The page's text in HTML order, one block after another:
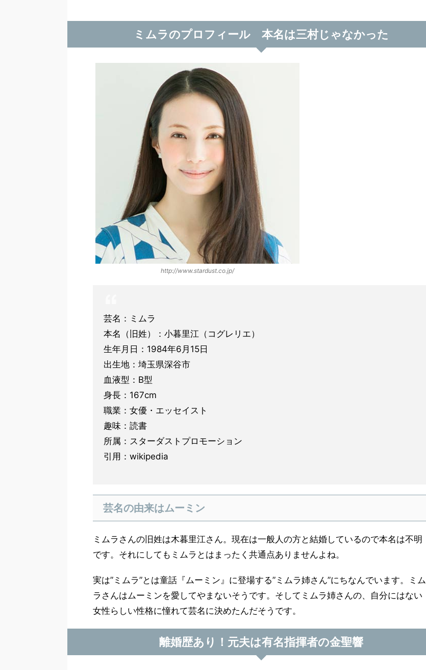
ミムラのプロフィール 本名は三村じゃなかった
http://www.stardust.co.jp/
芸名：ミムラ
本名（旧姓）：小暮里江（コグレリエ）
生年月日：1984年6月15日
出生地：埼玉県深谷市
血液型：B型
身長：167cm
職業：女優・エッセイスト
趣味：読書
所属：スターダストプロモーション
引用：wikipedia
芸名の由来はムーミン
ミムラさんの旧姓は木暮里江さん。現在は一般人の方と結婚しているので本名は不明
です。それにしてもミムラとはまったく共通点ありませんよね。
実は”ミムラ”とは童話『ムーミン』に登場する”ミムラ姉さん”にちなんでいます。ミム
ラさんはムーミンを愛してやまないそうです。そしてミムラ姉さんの、自分にはない
女性らしい性格に憧れて芸名に決めたんだそうです。
離婚歴あり！元夫は有名指揮者の金聖響